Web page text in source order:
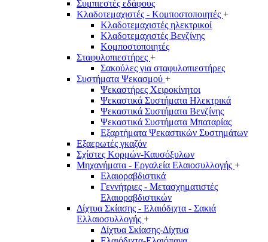
Συμπιεστές εδάφους
Κλαδοτεμαχιστές - Κομποστοποιητές +
Κλαδοτεμαχιστές ηλεκτρικοί
Κλαδοτεμαχιστές Βενζίνης
Κομποστοποιητές
Σταφυλοπιεστήρες +
Σακούλες για σταφυλοπιεστήρες
Συστήματα Ψεκασμού +
Ψεκαστήρες Χειροκίνητοι
Ψεκαστικά Συστήματα Ηλεκτρικά
Ψεκαστικά Συστήματα Βενζίνης
Ψεκαστικά Συστήματα Μπαταρίας
Εξαρτήματα Ψεκαστικών Συστημάτων
Εξαερωτές γκαζόν
Σχίστες Κορμών-Καυσόξυλων
Μηχανήματα - Εργαλεία Ελαιοσυλλογής +
Ελαιοραβδιστικά
Γεννήτριες - Μετασχηματιστές
Ελαιοραβδιστικών
Δίχτυα Σκίασης - Ελαιόδιχτα - Σακιά
Ελλαιοσυλλογής +
Δίχτυα Σκίασης-Δίχτυα